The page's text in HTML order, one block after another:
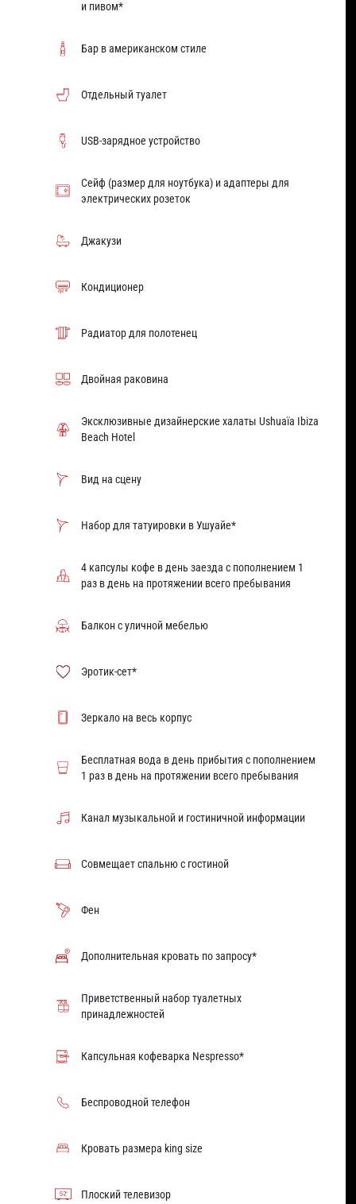
и пивом*
Бар в американском стиле
Отдельный туалет
USB-зарядное устройство
Сейф (размер для ноутбука) и адаптеры для
электрических розеток
Джакузи
Кондиционер
Радиатор для полотенец
Двойная раковина
Эксклюзивные дизайнерские халаты Ushuaïa Ibiza
Beach Hotel
Вид на сцену
Набор для татуировки в Ушуайе*
4 капсулы кофе в день заезда с пополнением 1
раз в день на протяжении всего пребывания
Балкон с уличной мебелью
Эротик-сет*
Зеркало на весь корпус
Бесплатная вода в день прибытия с пополнением
1 раз в день на протяжении всего пребывания
Канал музыкальной и гостиничной информации
Совмещает спальню с гостиной
Фен
Дополнительная кровать по запросу*
Приветственный набор туалетных
принадлежностей
Капсульная кофеварка Nespresso*
Беспроводной телефон
Кровать размера king size
Плоский телевизор